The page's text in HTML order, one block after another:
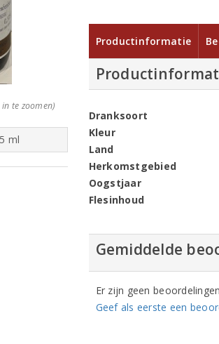
te zoomen)
ml
Productinformatie
Dranksoort
Kleur
Land
Herkomstgebied
Oogstjaar
Flesinhoud
Gemiddelde
Er zijn geen
Geef als eerste een